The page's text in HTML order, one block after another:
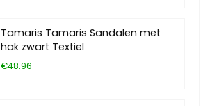
Tamaris Tamaris Sandalen met
hak zwart Textiel
€48.96